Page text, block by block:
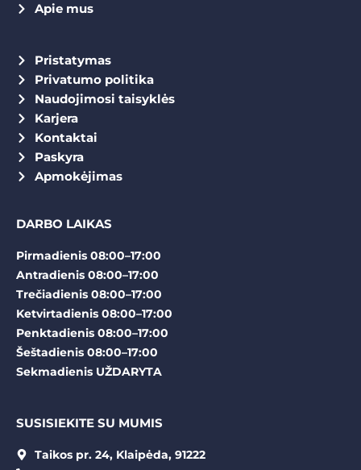
Apie mus
Pristatymas
Privatumo politika
Naudojimosi taisyklės
Karjera
Kontaktai
Paskyra
Apmokėjimas
DARBO LAIKAS
Pirmadienis 08:00–17:00
Antradienis 08:00–17:00
Trečiadienis 08:00–17:00
Ketvirtadienis 08:00–17:00
Penktadienis 08:00–17:00
Šeštadienis 08:00–17:00
Sekmadienis UŽDARYTA
SUSISIEKITE SU MUMIS
Taikos pr. 24, Klaipėda, 91222